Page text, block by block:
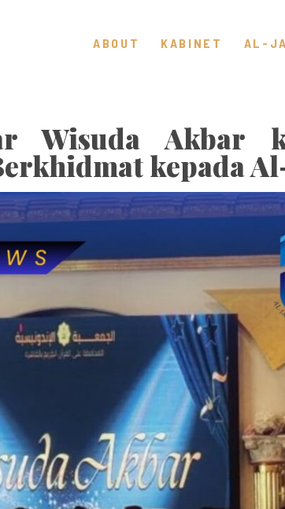
ABOUT KABINET AL-
Wisuda Akbar
kepada